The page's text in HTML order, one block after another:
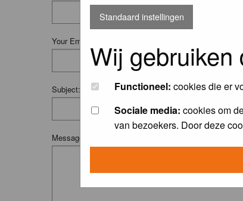
Standaard instellingen
Wij gebruiken
Functioneel: cookies die er
Sociale media: cookies om
van bezoekers. Door deze
Your Email:
Subject:
Message: